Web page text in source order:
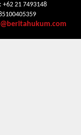
+62 21 7493148